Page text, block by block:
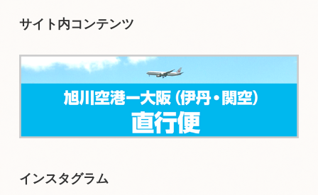
サイト内コンテンツ
インスタグラム